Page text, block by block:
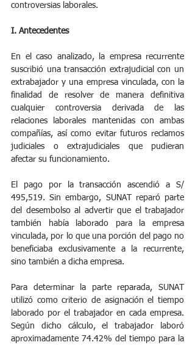
controversias laborales.
I. Antecedentes
En el caso analizado, la empresa recurrente
suscribió una transacción extrajudicial con un
extrabajador y una empresa vinculada, con la
finalidad de resolver de manera definitiva
cualquier controversia derivada de las
relaciones laborales mantenidas con ambas
compañías, así como evitar futuros reclamos
judiciales o extrajudiciales que pudieran
afectar su funcionamiento.
El pago por la transacción ascendió a S/
495,519. Sin embargo, SUNAT reparó parte
del desembolso al advertir que el trabajador
también había laborado para la empresa
vinculada, por lo que una porción del pago no
beneficiaba exclusivamente a la recurrente,
sino también a dicha empresa.
Para determinar la parte reparada, SUNAT
utilizó como criterio de asignación el tiempo
laborado por el trabajador en cada empresa.
Según dicho cálculo, el trabajador laboró
aproximadamente 74.42% del tiempo para la